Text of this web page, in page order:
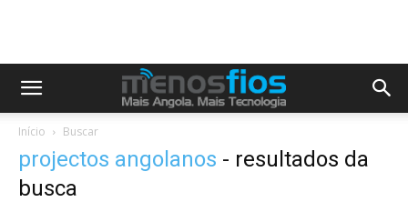
Início Buscar
projectos angolanos - resultados da
busca